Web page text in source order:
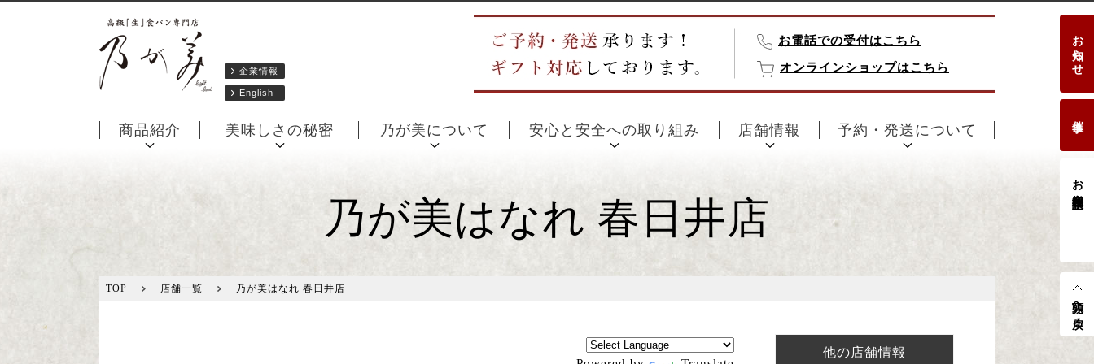
企業情報
English
お電話での受付はこちら
オンラインショップはこちら
商品紹介 美味しさの秘密 乃が美について 安心と安全への取り組み 店舗情報 予約・発送について
お知らせ
お客様相談室
先頭へ戻る
乃が美はなれ 春日井店
TOP 店舗一覧 乃が美はなれ 春日井店
他の店舗情報